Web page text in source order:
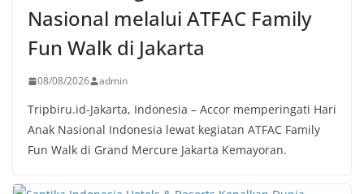
Nasional melalui ATFAC Family
Fun Walk di Jakarta
08/08/2026 admin
Tripbiru.id-Jakarta, Indonesia – Accor memperingati Hari
Anak Nasional Indonesia lewat kegiatan ATFAC Family
Fun Walk di Grand Mercure Jakarta Kemayoran.